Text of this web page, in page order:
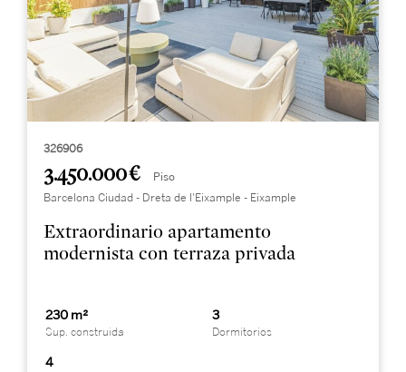
326906
3.450.000 € Piso
Barcelona Ciudad - Dreta de l'Eixample - Eixample
Extraordinario apartamento
modernista con terraza privada
230 m²
Sup. construida
3
Dormitorios
4